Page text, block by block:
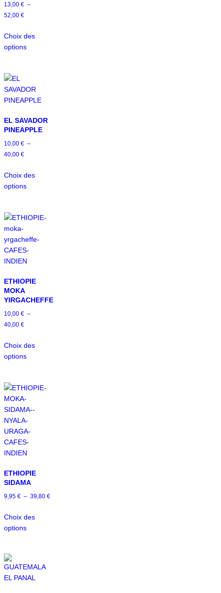
13,00 € –
52,00 €
Choix des
options
EL SAVADOR
PINEAPPLE
10,00 € –
40,00 €
Choix des
options
ETHIOPIE
MOKA
YIRGACHEFFE
10,00 € –
40,00 €
Choix des
options
ETHIOPIE
SIDAMA
9,95 € – 39,80 €
Choix des
options